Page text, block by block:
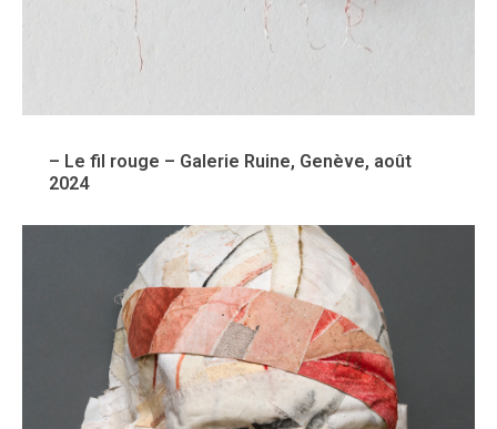
– Le fil rouge – Galerie Ruine, Genève, août
2024